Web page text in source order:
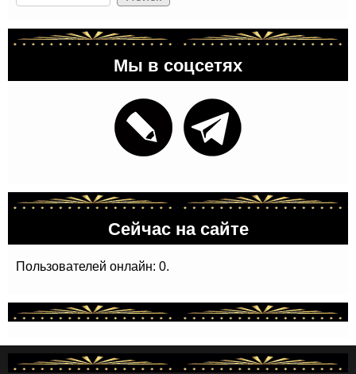
Мы в соцсетях
Сейчас на сайте
Пользователей онлайн: 0.